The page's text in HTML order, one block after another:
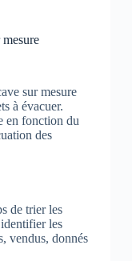
mesure
sur mesure
à évacuer.
en fonction du
des
de trier les
les
vendus, donnés